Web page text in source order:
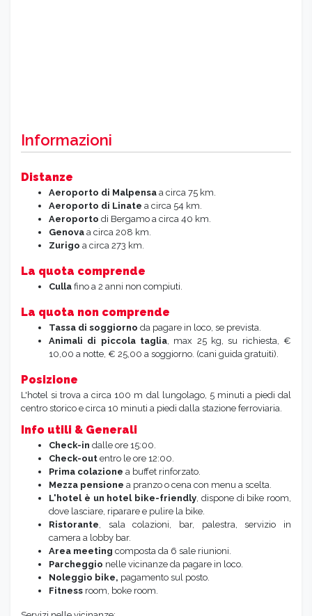
Informazioni
Distanze
Aeroporto di Malpensa a circa 75 km.
Aeroporto di Linate a circa 54 km.
Aeroporto di Bergamo a circa 40 km.
Genova a circa 208 km.
Zurigo a circa 273 km.
La quota comprende
Culla fino a 2 anni non compiuti.
La quota non comprende
Tassa di soggiorno da pagare in loco, se prevista.
Animali di piccola taglia , max 25 kg, su richiesta, €
10,00 a notte, € 25,00 a soggiorno. (cani guida gratuiti).
Posizione
L'hotel si trova a circa 100 m dal lungolago, 5 minuti a piedi dal
centro storico e circa 10 minuti a piedi dalla stazione ferroviaria.
Info utili & Generali
Check-in dalle ore 15:00.
Check-out entro le ore 12:00.
Prima colazione a buffet rinforzato.
Mezza pensione a pranzo o cena con menu a scelta.
L'hotel è un hotel bike-friendly , dispone di bike room,
dove lasciare, riparare e pulire la bike.
Ristorante , sala colazioni, bar, palestra, servizio in
camera a lobby bar.
Area meeting composta da 6 sale riunioni.
Parcheggio nelle vicinanze da pagare in loco.
Noleggio bike, pagamento sul posto.
Fitness room, boke room.